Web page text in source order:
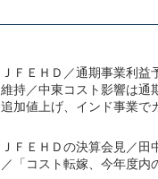
ＪＦＥＨＤ／通期事業利
維持／中東コスト影響は通
追加値上げ、インド事業で
ＪＦＥＨＤの決算会見／
／「コスト転嫁、今年度内